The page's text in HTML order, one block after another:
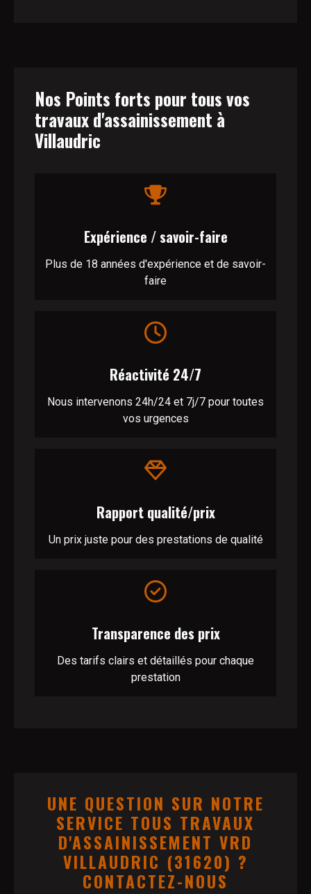
Nos Points forts pour tous vos
travaux d'assainissement à
Villaudric
Expérience / savoir-faire
Plus de 18 années d'expérience et de savoir-
faire
Réactivité 24/7
Nous intervenons 24h/24 et 7j/7 pour toutes
vos urgences
Rapport qualité/prix
Un prix juste pour des prestations de qualité
Transparence des prix
Des tarifs clairs et détaillés pour chaque
prestation
UNE QUESTION SUR NOTRE
SERVICE TOUS TRAVAUX
D'ASSAINISSEMENT VRD
VILLAUDRIC (31620) ?
CONTACTEZ-NOUS